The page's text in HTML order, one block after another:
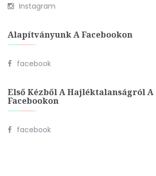
Instagram
Alapítványunk A Facebookon
facebook
Első Kézből A Hajléktalanságról A
Facebookon
facebook